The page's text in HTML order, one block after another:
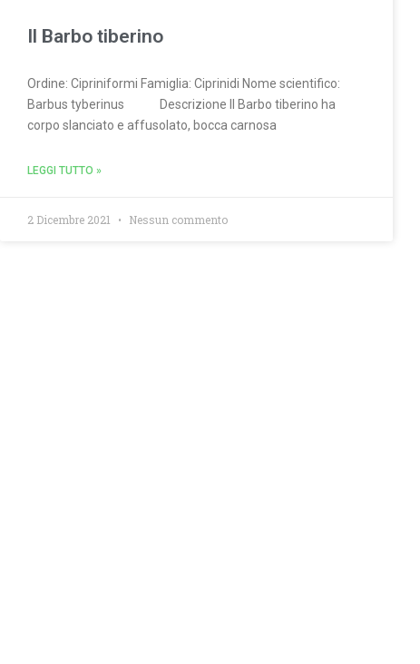
Il Barbo tiberino
Ordine: Cipriniformi Famiglia: Ciprinidi Nome scientifico:
Barbus tyberinus Descrizione Il Barbo tiberino ha
corpo slanciato e affusolato, bocca carnosa
LEGGI TUTTO »
2 Dicembre 2021 Nessun commento